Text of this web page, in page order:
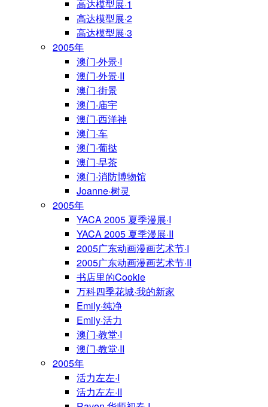
高达模型展·1
高达模型展·2
高达模型展·3
2005年
澳门·外景·I
澳门·外景·II
澳门·街景
澳门·庙宇
澳门·西洋神
澳门·车
澳门·葡挞
澳门·早茶
澳门·消防博物馆
Joanne·树灵
2005年
YACA 2005 夏季漫展·I
YACA 2005 夏季漫展·II
2005广东动画漫画艺术节·I
2005广东动画漫画艺术节·II
书店里的Cookie
万科四季花城·我的新家
Emily·纯净
Emily·活力
澳门·教堂·I
澳门·教堂·II
2005年
活力左左·I
活力左左·II